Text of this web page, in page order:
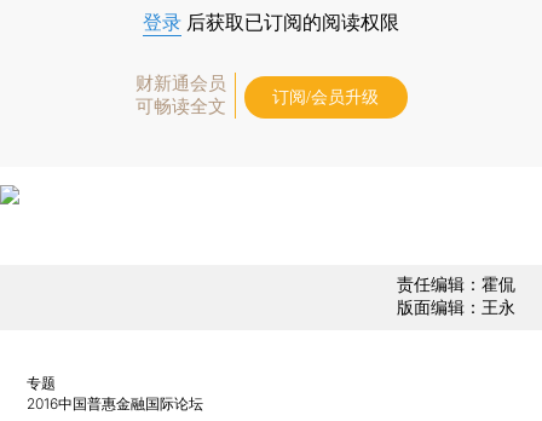
登录 后获取已订阅的阅读权限
财新通会员
可畅读全文
订阅/会员升级
责任编辑：霍侃
版面编辑：王永
专题
2016中国普惠金融国际论坛